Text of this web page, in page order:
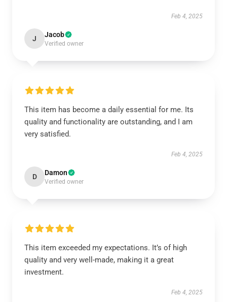
Feb 4, 2025
J Jacob
Verified owner
This item has become a daily essential for me. Its
quality and functionality are outstanding, and I am
very satisfied.
Feb 4, 2025
D Damon
Verified owner
This item exceeded my expectations. It’s of high
quality and very well-made, making it a great
investment.
Feb 4, 2025